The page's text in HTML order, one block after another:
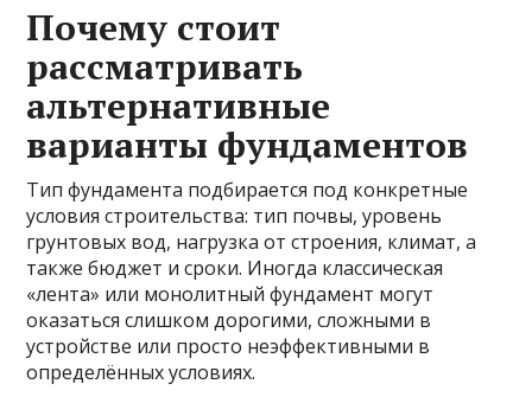
Почему стоит
рассматривать
альтернативные
варианты фундаментов
Тип фундамента подбирается под конкретные
условия строительства: тип почвы, уровень
грунтовых вод, нагрузка от строения, климат, а
также бюджет и сроки. Иногда классическая
«лента» или монолитный фундамент могут
оказаться слишком дорогими, сложными в
устройстве или просто неэффективными в
определённых условиях.